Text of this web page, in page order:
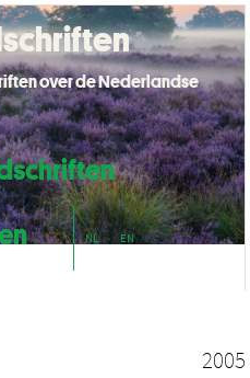
NL EN
over de Nederlandse
2005